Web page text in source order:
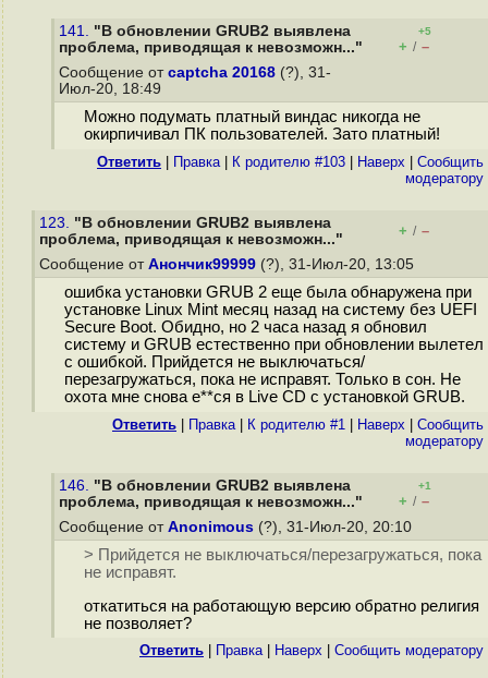
141. "В обновлении GRUB2 выявлена
проблема, приводящая к невозможн..."
+5
+ / –
Сообщение от captcha 20168 (?), 31-
Июл-20, 18:49
Можно подумать платный виндас никогда не
окирпичивал ПК пользователей. Зато платный!
Ответить Правка| К родителю #103 Наверх
Cообщить
модератору
123. "В обновлении GRUB2 выявлена
проблема, приводящая к невозможн..."
+ / –
Сообщение от Анончик99999 (?), 31-Июл-20, 13:05
ошибка установки GRUB 2 еще была обнаружена при
установке Linux Mint месяц назад на систему без UEFI
Secure Boot. Обидно, но 2 часа назад я обновил
систему и GRUB естественно при обновлении вылетел
с ошибкой. Прийдется не выключаться/
перезагружаться, пока не исправят. Только в сон. Не
охота мне снова е**ся в Live CD с установкой GRUB.
Ответить Правка| К родителю #1 Наверх
Cообщить
модератору
146. "В обновлении GRUB2 выявлена
проблема, приводящая к невозможн..."
+1
+ / –
Сообщение от Anonimous (?), 31-Июл-20, 20:10
> Прийдется не выключаться/перезагружаться, пока
не исправят.
откатиться на работающую версию обратно религия
не позволяет?
Ответить Правка| Наверх Cообщить модератору